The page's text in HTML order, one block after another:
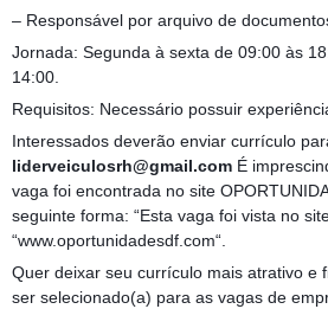
– Responsável por arquivo de
Jornada: Segunda à sexta de 09:00 às
14:00.
Requisitos: Necessário possuir
Interessados deverão enviar currículo
liderveiculosrh@gmail.com É
vaga foi encontrada no site
seguinte forma: “Esta vaga foi vista no
“www.oportunidadesdf.com“.
Quer deixar seu currículo mais atrativo e
ser selecionado(a) para as vagas de